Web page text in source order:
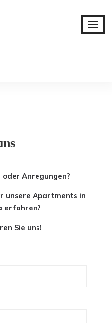
oder Anregungen?
unsere Apartments in
erfahren?
Sie uns!